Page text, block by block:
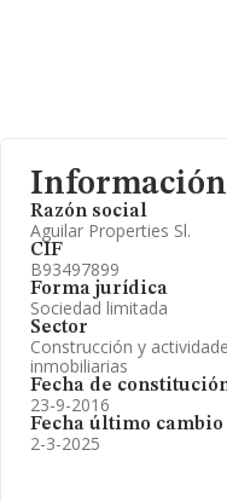
Razón social
Aguilar Properties Sl.
CIF
B93497899
Forma jurídica
Sociedad limitada
Sector
Construcción y
inmobiliarias
Fecha de
23-9-2016
Fecha último cambio
2-3-2025